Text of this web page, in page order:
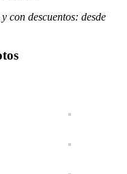
con descuentos: desde